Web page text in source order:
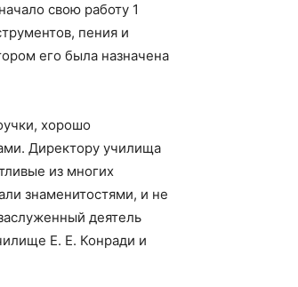
свою работу 1
пения и
его была назначена
хорошо
Директору училища
из многих
знаменитостями, и не
деятель
Е. Е. Конради и